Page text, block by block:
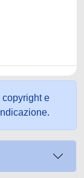
copyright e